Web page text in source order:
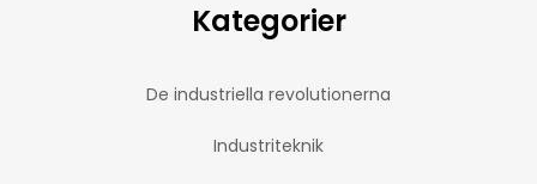
Kategorier
De industriella revolutionerna
Industriteknik